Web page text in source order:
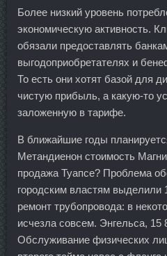
Более низкий уровень
экономическую активность.
обязали предоставлять
выгодоприобретателях и
То есть они хотят базой для
чистую прибыль, а какую-то
заложенную в тарифе.
В ближайшие годы
Метандиенон стоимость
продажа Туапсе? Проблема
городским властям выделили
ремонт трубопровода: в
исчезла совсем. Энгельса, 15
Обслуживание физических